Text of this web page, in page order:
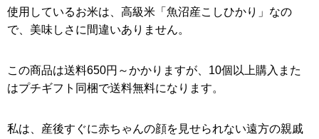
使用しているお米は、高級米「魚沼産こしひかり」なの
で、美味しさに間違いありません。
この商品は送料650円～かかりますが、10個以上購入また
はプチギフト同梱で送料無料になります。
私は、産後すぐに赤ちゃんの顔を見せられない遠方の親戚